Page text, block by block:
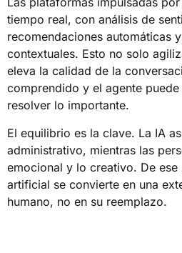
tiempo real, con análisis de
recomendaciones automáticas
contextuales. Esto no solo
eleva la calidad de la
comprendido y el agente
resolver lo importante.
El equilibrio es la clave. La IA
administrativo, mientras las
emocional y lo creativo. De
artificial se convierte en una
humano, no en su reemplazo.